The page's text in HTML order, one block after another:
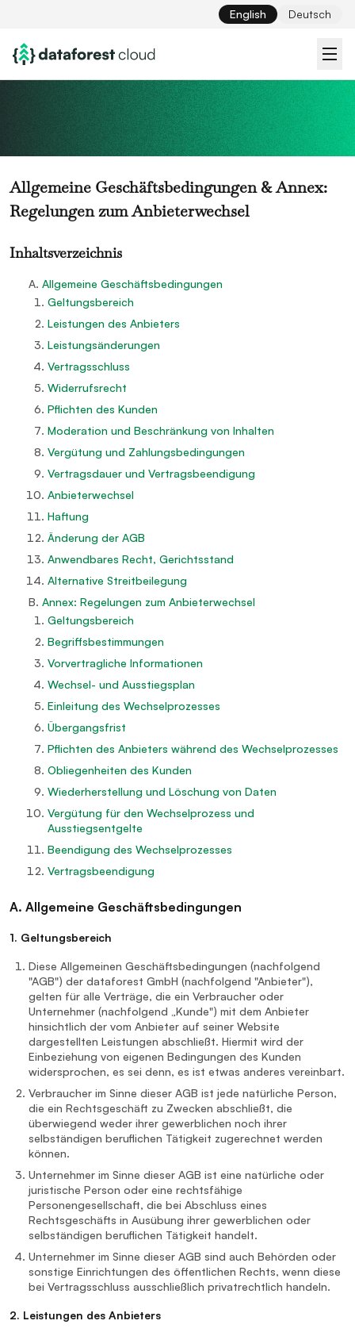
English Deutsch
Allgemeine Geschäftsbedingungen & Annex:
Regelungen zum Anbieterwechsel
Inhaltsverzeichnis
A. Allgemeine Geschäftsbedingungen
Geltungsbereich
Leistungen des Anbieters
Leistungsänderungen
Vertragsschluss
Widerrufsrecht
Pflichten des Kunden
Moderation und Beschränkung von Inhalten
Vergütung und Zahlungsbedingungen
Vertragsdauer und Vertragsbeendigung
Anbieterwechsel
Haftung
Änderung der AGB
Anwendbares Recht, Gerichtsstand
Alternative Streitbeilegung
B. Annex: Regelungen zum Anbieterwechsel
Geltungsbereich
Begriffsbestimmungen
Vorvertragliche Informationen
Wechsel- und Ausstiegsplan
Einleitung des Wechselprozesses
Übergangsfrist
Pflichten des Anbieters während des Wechselprozesses
Obliegenheiten des Kunden
Wiederherstellung und Löschung von Daten
Vergütung für den Wechselprozess und
Ausstiegsentgelte
Beendigung des Wechselprozesses
Vertragsbeendigung
A. Allgemeine Geschäftsbedingungen
1. Geltungsbereich
Diese Allgemeinen Geschäftsbedingungen (nachfolgend
"AGB") der dataforest GmbH (nachfolgend "Anbieter"),
gelten für alle Verträge, die ein Verbraucher oder
Unternehmer (nachfolgend „Kunde") mit dem Anbieter
hinsichtlich der vom Anbieter auf seiner Website
dargestellten Leistungen abschließt. Hiermit wird der
Einbeziehung von eigenen Bedingungen des Kunden
widersprochen, es sei denn, es ist etwas anderes vereinbart.
Verbraucher im Sinne dieser AGB ist jede natürliche Person,
die ein Rechtsgeschäft zu Zwecken abschließt, die
überwiegend weder ihrer gewerblichen noch ihrer
selbständigen beruflichen Tätigkeit zugerechnet werden
können.
Unternehmer im Sinne dieser AGB ist eine natürliche oder
juristische Person oder eine rechtsfähige
Personengesellschaft, die bei Abschluss eines
Rechtsgeschäfts in Ausübung ihrer gewerblichen oder
selbständigen beruflichen Tätigkeit handelt.
Unternehmer im Sinne dieser AGB sind auch Behörden oder
sonstige Einrichtungen des öffentlichen Rechts, wenn diese
bei Vertragsschluss ausschließlich privatrechtlich handeln.
2. Leistungen des Anbieters